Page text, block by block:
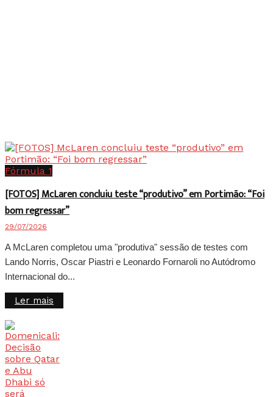
Fórmula 1
[FOTOS] McLaren concluiu teste “produtivo” em Portimão: “Foi
bom regressar”
29/07/2026
A McLaren completou uma "produtiva" sessão de testes com
Lando Norris, Oscar Piastri e Leonardo Fornaroli no Autódromo
Internacional do...
Ler mais